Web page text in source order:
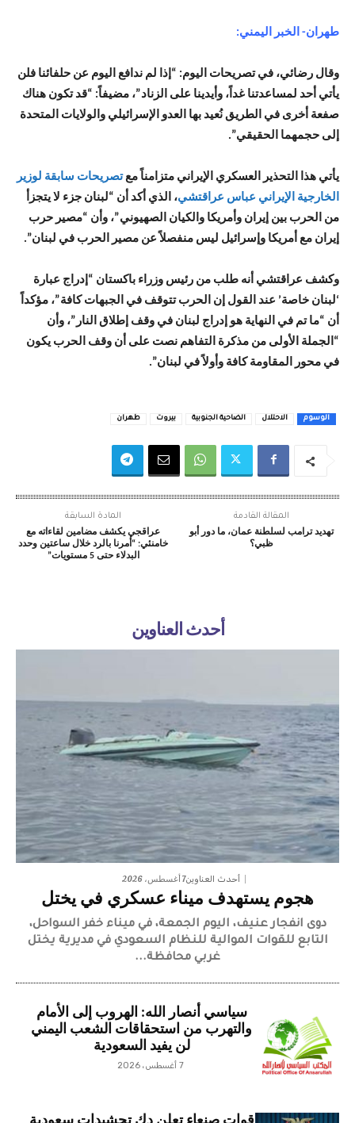
طهران- الخبر اليمني:
وقال رضائي، في تصريحات اليوم: “إذا لم ندافع اليوم عن حلفائنا فلن
يأتي أحد لمساعدتنا غداً، وأيدينا على الزناد”، مضيفاً: “قد تكون هناك
صفعة أخرى في الطريق نُعيد بها العدو الإسرائيلي والولايات المتحدة
إلى حجمهما الحقيقي”.
يأتي هذا التحذير العسكري الإيراني متزامناً معتصريحات سابقة لوزير
الخارجية الإيراني عباس عراقتشي، الذي أكد أن “لبنان جزء لا يتجزأ
من الحرب بين إيران وأمريكا والكيان الصهيوني”، وأن “مصير حرب
إيران مع أمريكا وإسرائيل ليس منفصلاً عن مصير الحرب في لبنان”.
وكشف عراقتشي أنه طلب من رئيس وزراء باكستان “إدراج عبارة
‘لبنان خاصة’ عند القول إن الحرب تتوقف في الجبهات كافة”، مؤكداً
أن “ما تم في النهاية هو إدراج لبنان في وقف إطلاق النار”، وأن
“الجملة الأولى من مذكرة التفاهم نصت على أن وقف الحرب يكون
في محور المقاومة كافة وأولاً في لبنان”.
الوسوم الاحتلال الضاحية الجنوبية بيروت طهران
المادة السابقة
عراقجي يكشف مضامين لقاءاته مع
خامنئي: “أمرنا بالرد خلال ساعتين وحدد
البدلاء حتى 5 مستويات”
المقالة القادمة
تهديد ترامب لسلطنة عمان، ما دور أبو
ظبي؟
أحدث العناوين
أحدث العناوين7 أغسطس، 2026
هجوم يستهدف ميناء عسكري في يختل
دوى انفجار عنيف، اليوم الجمعة، في ميناء خفر السواحل،
التابع للقوات الموالية للنظام السعودي في مديرية يختل
غربي محافظة...
سياسي أنصار الله: الهروب إلى الأمام
والتهرب من استحقاقات الشعب اليمني
لن يفيد السعودية
7 أغسطس، 2026